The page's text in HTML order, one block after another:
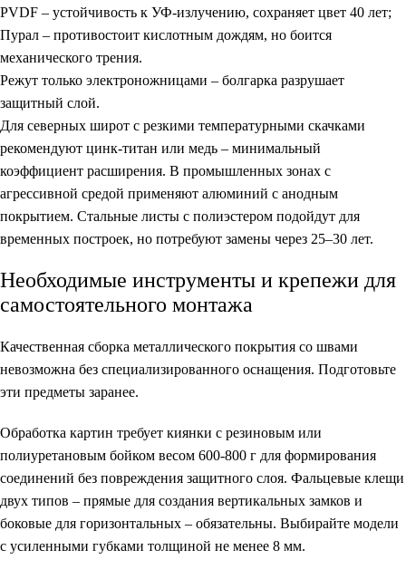
PVDF – устойчивость к УФ-излучению, сохраняет цвет 40 лет;
Пурал – противостоит кислотным дождям, но боится
механического трения.
Режут только электроножницами – болгарка разрушает
защитный слой.
Для северных широт с резкими температурными скачками
рекомендуют цинк-титан или медь – минимальный
коэффициент расширения. В промышленных зонах с
агрессивной средой применяют алюминий с анодным
покрытием. Стальные листы с полиэстером подойдут для
временных построек, но потребуют замены через 25–30 лет.
Необходимые инструменты и крепежи для
самостоятельного монтажа
Качественная сборка металлического покрытия со швами
невозможна без специализированного оснащения. Подготовьте
эти предметы заранее.
Обработка картин требует киянки с резиновым или
полиуретановым бойком весом 600-800 г для формирования
соединений без повреждения защитного слоя. Фальцевые клещи
двух типов – прямые для создания вертикальных замков и
боковые для горизонтальных – обязательны. Выбирайте модели
с усиленными губками толщиной не менее 8 мм.